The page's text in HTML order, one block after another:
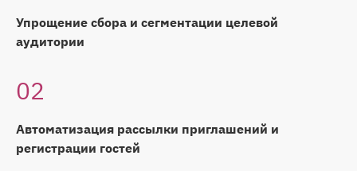
Упрощение сбора и сегментации целевой
аудитории
02
Автоматизация рассылки приглашений и
регистрации гостей